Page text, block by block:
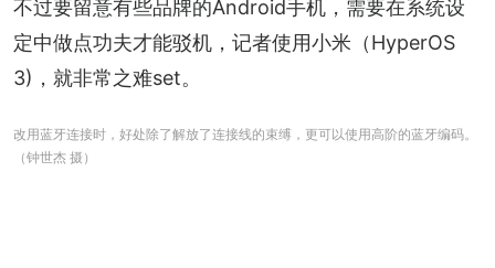
不过要留意有些品牌的Android手机，需要在系统设
定中做点功夫才能驳机，记者使用小米（HyperOS
3)，就非常之难set。
改用蓝牙连接时，好处除了解放了连接线的束缚，更可以使用高阶的蓝牙编码。
（钟世杰 摄）